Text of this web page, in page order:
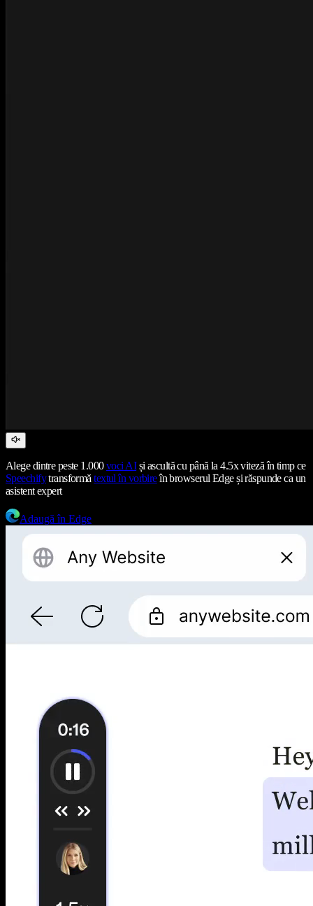
Alege dintre peste 1.000voci AIși ascultă cu până la 4.5x viteză în timp ce
Speechifytransformătextul în vorbireîn browserul Edge și răspunde ca un
asistent expert
Adaugă în Edge